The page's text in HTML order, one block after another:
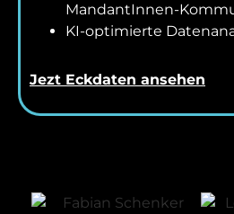
MandantInnen-
KI-optimierte
Jezt Eckdaten ansehen